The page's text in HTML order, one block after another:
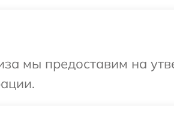
мы предоставим на